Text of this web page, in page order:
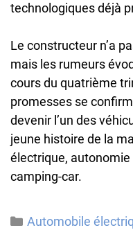
technologiques déjà
Le constructeur n’a
mais les rumeurs
cours du quatrième
promesses se
devenir l’un des
jeune histoire de la
électrique,
camping-car.
Catégories
Automobile